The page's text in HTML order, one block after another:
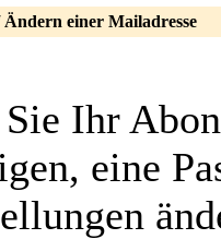
Ändern einer Mailadresse
Ihr
eine